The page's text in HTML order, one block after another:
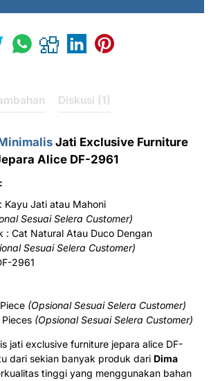
Diskusi (1)
Jati Exclusive Furniture
Alice DF-2961
Kayu Jati atau Mahoni
Sesuai Selera Customer)
: Cat Natural Atau Duco Dengan
Sesuai Selera Customer)
2961
(Opsional Sesuai Selera Customer)
(Opsional Sesuai Selera Customer)
jati exclusive furniture jepara alice DF-
dari sekian banyak produk dari Dima
tinggi yang menggunakan bahan